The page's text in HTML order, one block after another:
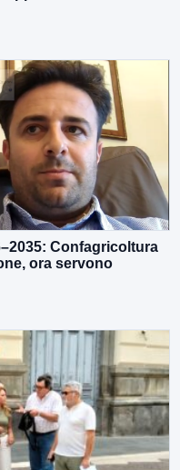
Confagricoltura
ora servono